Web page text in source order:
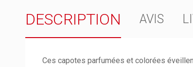
DESCRIPTION AVIS
Ces capotes parfumées et colorées